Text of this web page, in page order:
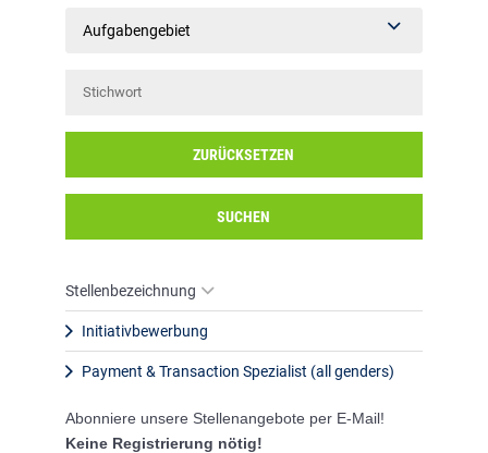
Aufgabengebiet
ZURÜCKSETZEN
SUCHEN
Stellenbezeichnung
Initiativbewerbung
Payment & Transaction Spezialist (all genders)
Abonniere unsere Stellenangebote per E-Mail!
Keine Registrierung nötig!